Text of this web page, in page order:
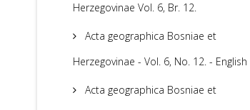
Herzegovinae Vol. 6, Br. 12.
Acta geographica Bosniae et
Herzegovinae - Vol. 6, No. 12. - English
Acta geographica Bosniae et